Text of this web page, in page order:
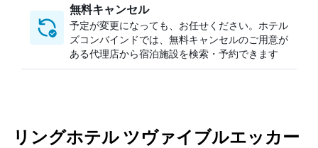
無料キャンセル
予定が変更になっても、お任せください。ホテル
ズコンバインドでは、無料キャンセルのご用意が
ある代理店から宿泊施設を検索・予約できます
リングホテル ツヴァイブルエッカー